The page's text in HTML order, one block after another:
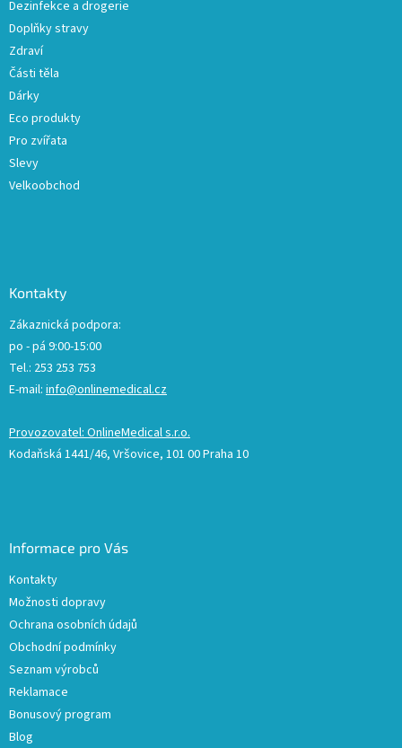
Dezinfekce a drogerie
Doplňky stravy
Zdraví
Části těla
Dárky
Eco produkty
Pro zvířata
Slevy
Velkoobchod
Kontakty
Zákaznická podpora:
po - pá 9:00-15:00
Tel.: 253 253 753
E-mail: info@onlinemedical.cz
Provozovatel: OnlineMedical s.r.o.
Kodaňská 1441/46, Vršovice, 101 00 Praha 10
Informace pro Vás
Kontakty
Možnosti dopravy
Ochrana osobních údajů
Obchodní podmínky
Seznam výrobců
Reklamace
Bonusový program
Blog